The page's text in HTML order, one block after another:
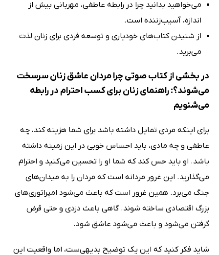
می‌خواهید بدانید چرا در رابطه عاطفی، مهربانی بیش از
اندازه، آسیب‌زننده است.
از شنیدن کتاب‌های خودیاری و توسعه فردی برای زنان لذت
می‌برید.
در بخشی از کتاب صوتی چرا مردان عاشق زنان سرسخت
می‌شوند؟: راهنمای زنان برای کسب احترام در رابطه
می‌شنویم
برای اینکه مردی تمایل داشته باشد برای شما هزینه کند، چه
عاطفی و چه مادی، باید احساس خوبی در این زمینه داشته
باشد. او باید حس کند که شما او را تحسین می‌کنید و احترام
می‌گذارید. این غرور مردانه است که مردان را به میدان‌های
جنگ می‌برد. همین غرور است که باعث می‌شود امپراتوری‌های
بزرگ اقتصادی ساخته شوند. گاهی باعث دزدی و حتی قرض
گرفتن می‌شود و باعث می‌شود عاشق شود.
شاید فکر کنید که این یک توضیح بدیهی‌ست، اما واقعیت این